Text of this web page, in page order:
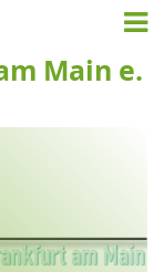
Main e.